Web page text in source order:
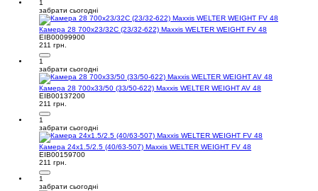
1
забрати сьогодні
Камера 28 700x23/32C (23/32-622) Maxxis WELTER WEIGHT FV 48
EIB00099900
211 грн.
1
забрати сьогодні
Камера 28 700x33/50 (33/50-622) Maxxis WELTER WEIGHT AV 48
EIB00137200
211 грн.
1
забрати сьогодні
Камера 24x1.5/2.5 (40/63-507) Maxxis WELTER WEIGHT FV 48
EIB00159700
211 грн.
1
забрати сьогодні